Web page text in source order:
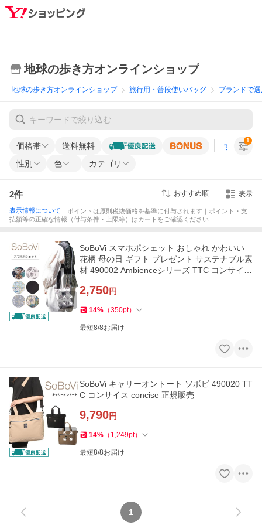
地球の歩き方オンラインショップ
地球の歩き方オンラインショップ 旅行用・普段使いバッグ ブランドで
価格帯 送料無料 すべての条
性別 色 カテゴリ
1
2件 おすすめ順 表示
表示情報について ｜ポイントは原則税抜価格を基準に付与されます｜ポイント・支
払額等の正確な情報（付与条件・上限等）はカートをご確認ください
SoBoVi スマホポシェット おしゃれ かわいい
花柄 母の日 ギフト プレゼント サステナブル素
材 490002 Ambienceシリーズ TTC コンサイス
2,750円
14% （350pt）
最短8/8お届け
SoBoVi キャリーオントート ソボビ 490020 TT
C コンサイス concise 正規販売
9,790円
14% （ 1,249pt）
最短8/8お届け
1